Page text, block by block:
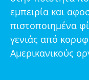
εμπειρία και
πιστοποιημένα
γενιάς από
Αμερικανικούς